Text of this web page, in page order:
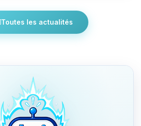
Toutes les actualités